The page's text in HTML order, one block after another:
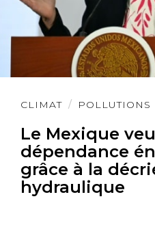
CLIMAT POLLUTIONS
Le Mexique
dépendance
grâce à la
hydraulique
Lire